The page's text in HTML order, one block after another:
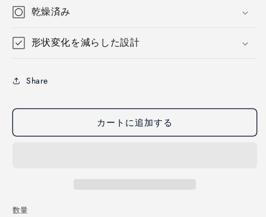
乾燥済み
形状変化を減らした設計
Share
カートに追加する
数量